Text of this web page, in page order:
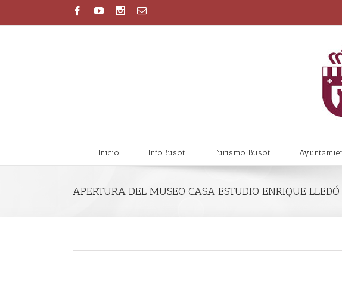
Inicio InfoBusot Turismo Busot
APERTURA DEL MUSEO CASA ESTUDIO ENRIQUE LLEDÓ